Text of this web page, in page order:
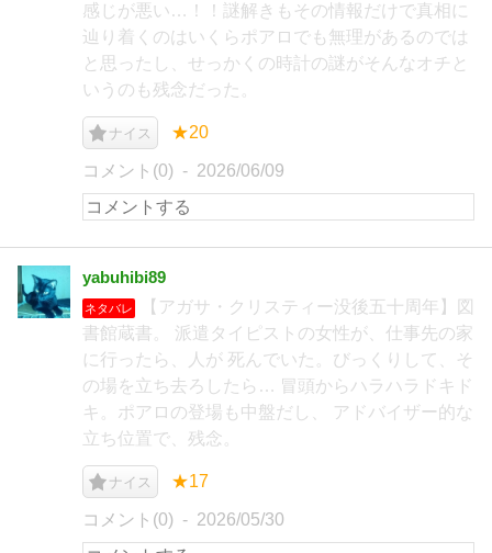
感じが悪い…！！謎解きもその情報だけで真相に
辿り着くのはいくらポアロでも無理があるのでは
と思ったし、せっかくの時計の謎がそんなオチと
いうのも残念だった。
ナイス ★20
コメント(0) 2026/06/09
yabuhibi89
ネタバレ
【アガサ・クリスティー没後五十周年】図
書館蔵書。 派遣タイピストの女性が、仕事先の家
に行ったら、人が 死んでいた。びっくりして、そ
の場を立ち去ろしたら… 冒頭からハラハラドキド
キ。ポアロの登場も中盤だし、 アドバイザー的な
立ち位置で、残念。
ナイス ★17
コメント(0) 2026/05/30